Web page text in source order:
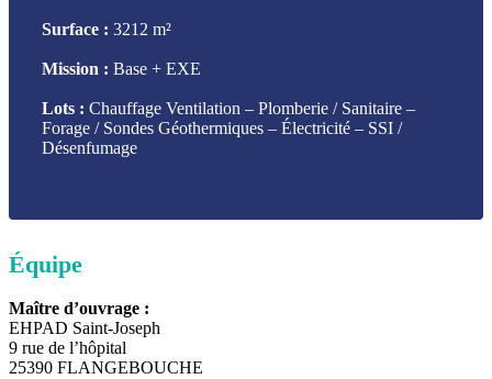
Surface : 3212 m²
Mission : Base + EXE
Lots : Chauffage Ventilation – Plomberie / Sanitaire –
Forage / Sondes Géothermiques – Électricité – SSI /
Désenfumage
Équipe
Maître d’ouvrage :
EHPAD Saint-Joseph
9 rue de l’hôpital
25390 FLANGEBOUCHE